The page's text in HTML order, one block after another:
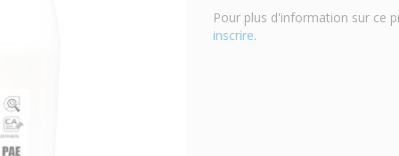
Pour plus d'information sur ce
inscrire.